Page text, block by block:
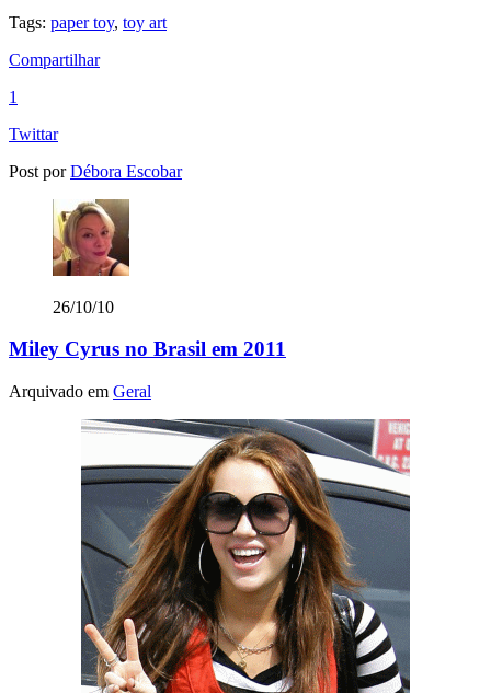
Tags: paper toy, toy art
Compartilhar
1
Twittar
Post porDébora Escobar
26/10/10
Miley Cyrus no Brasil em 2011
Arquivado em Geral